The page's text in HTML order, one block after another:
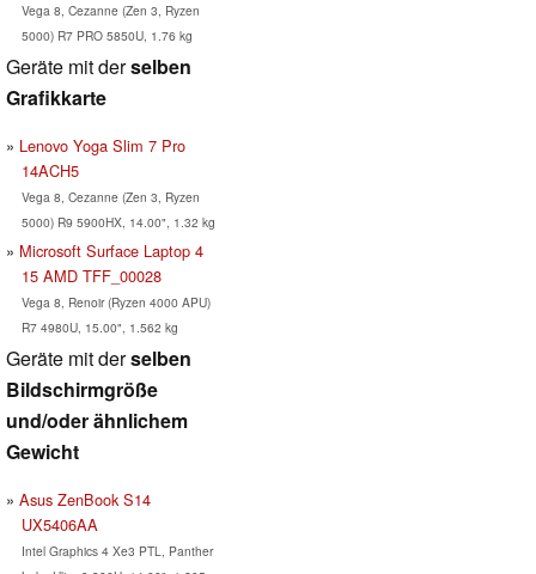
Vega 8, Cezanne (Zen 3, Ryzen
5000) R7 PRO 5850U, 1.76 kg
Geräte mit derselben
Grafikkarte
Lenovo Yoga Slim 7 Pro
14ACH5
Vega 8, Cezanne (Zen 3, Ryzen
5000) R9 5900HX, 14.00", 1.32 kg
Microsoft Surface Laptop 4
15 AMD TFF_00028
Vega 8, Renoir (Ryzen 4000 APU)
R7 4980U, 15.00", 1.562 kg
Geräte mit derselben
Bildschirmgröße
und/oder ähnlichem
Gewicht
Asus ZenBook S14
UX5406AA
Intel Graphics 4 Xe3 PTL, Panther